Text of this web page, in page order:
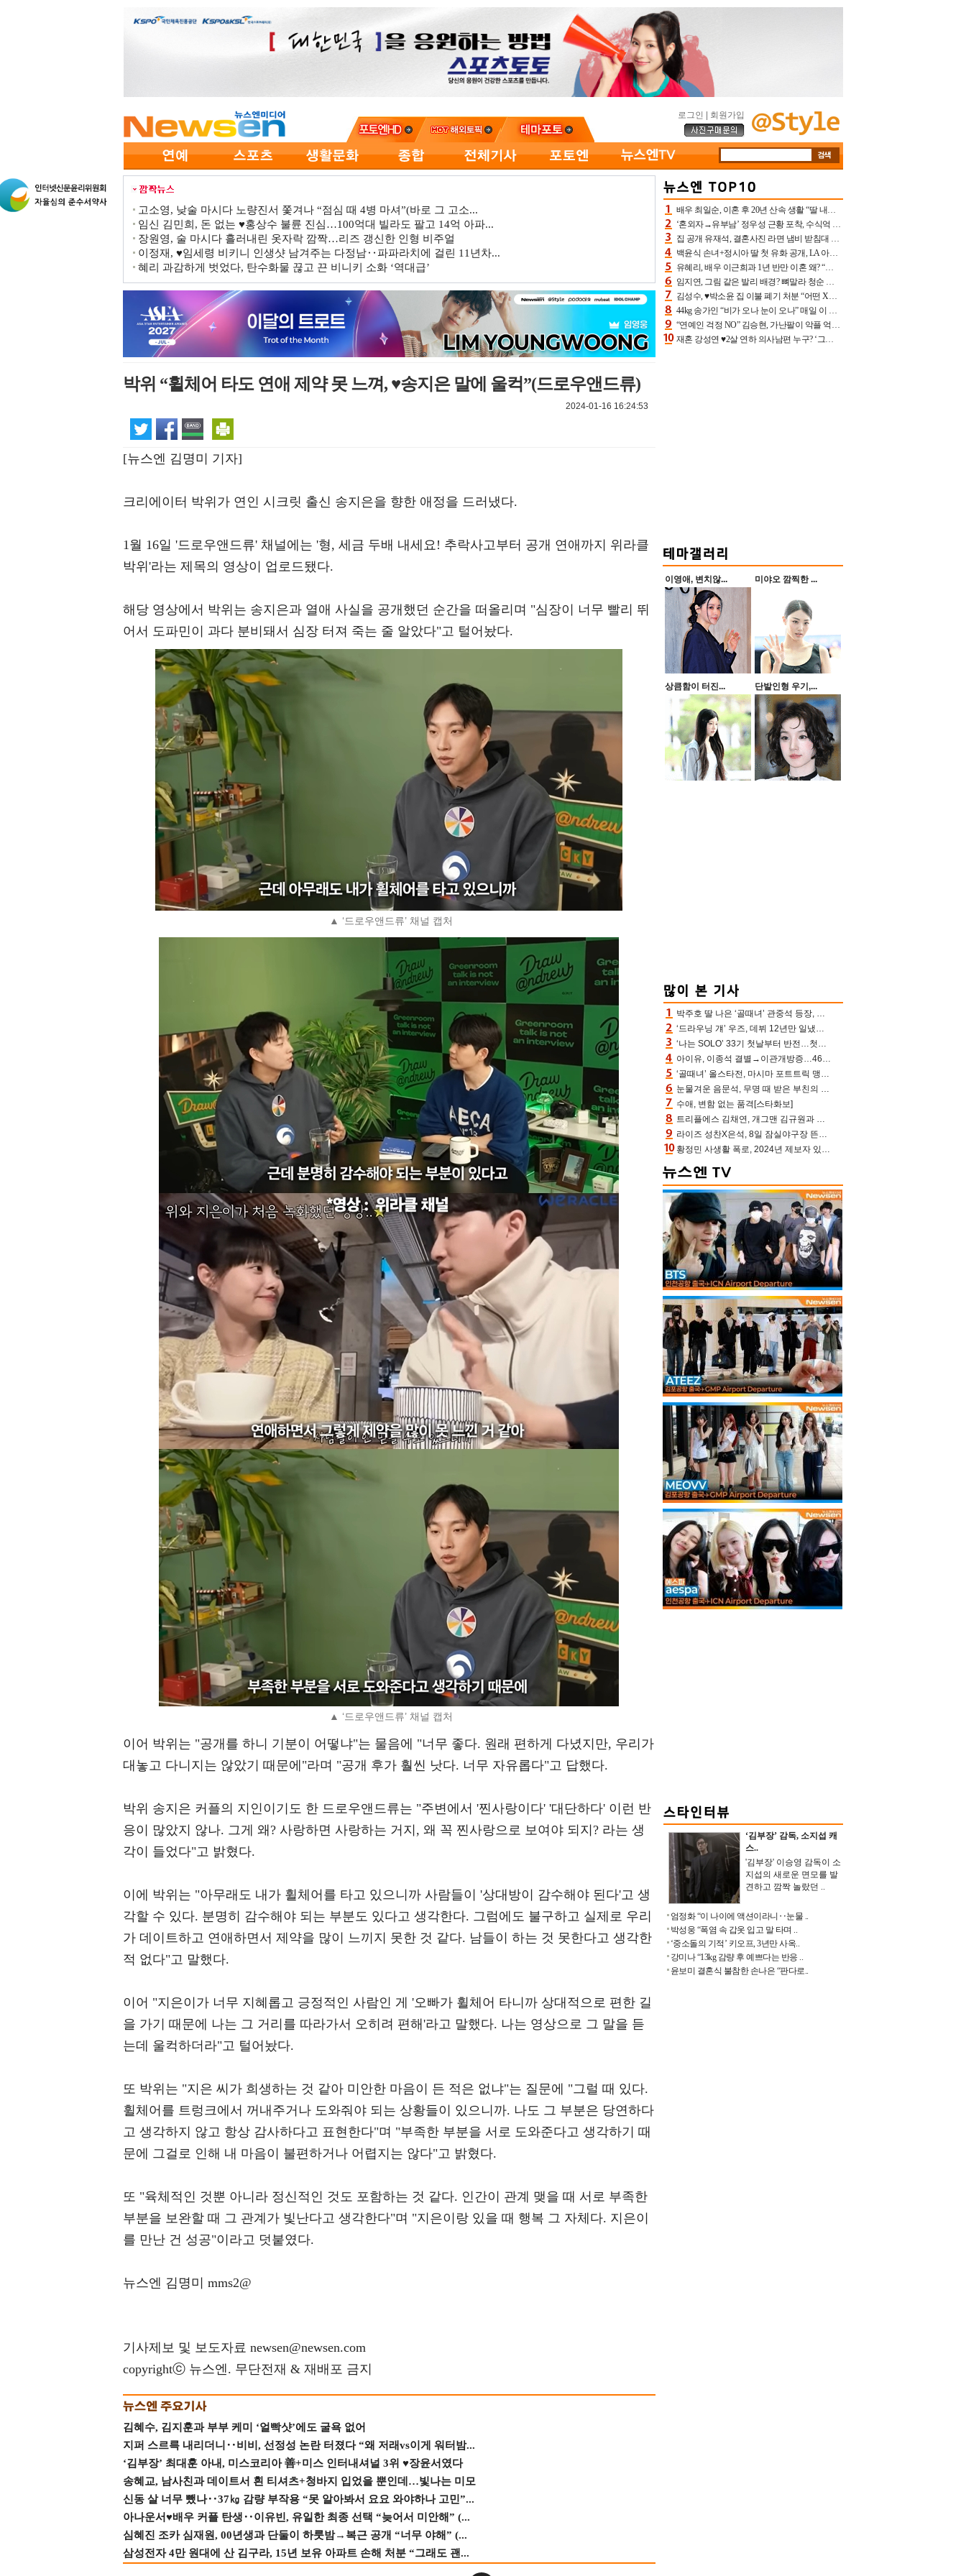
로그인 회원가입
고소영, 낮술 마시다 노량진서 쫓겨나 “점심 때 4병 마셔”(바로 그 고소...
임신 김민희, 돈 없는 ♥홍상수 불륜 진심…100억대 빌라도 팔고 14억 아파...
장원영, 술 마시다 흘러내린 옷자락 깜짝…리즈 갱신한 인형 비주얼
이정재, ♥임세령 비키니 인생샷 남겨주는 다정남‥파파라치에 걸린 11년차...
혜리 과감하게 벗었다, 탄수화물 끊고 끈 비니키 소화 ‘역대급’
박위 “휠체어 타도 연애 제약 못 느껴, ♥송지은 말에 울컥”(드로우앤드류)
2024-01-16 16:24:53
[뉴스엔 김명미 기자]
크리에이터 박위가 연인 시크릿 출신 송지은을 향한 애정을 드러냈다.
1월 16일 '드로우앤드류' 채널에는 '형, 세금 두배 내세요! 추락사고부터 공개 연애까지 위라클
박위'라는 제목의 영상이 업로드됐다.
해당 영상에서 박위는 송지은과 열애 사실을 공개했던 순간을 떠올리며 "심장이 너무 빨리 뛰
어서 도파민이 과다 분비돼서 심장 터져 죽는 줄 알았다"고 털어놨다.
▲ ‘드로우앤드류’ 채널 캡처
▲ ‘드로우앤드류’ 채널 캡처
이어 박위는 "공개를 하니 기분이 어떻냐"는 물음에 "너무 좋다. 원래 편하게 다녔지만, 우리가
대놓고 다니지는 않았기 때문에"라며 "공개 후가 훨씬 낫다. 너무 자유롭다"고 답했다.
박위 송지은 커플의 지인이기도 한 드로우앤드류는 "주변에서 '찐사랑이다' '대단하다' 이런 반
응이 많았지 않나. 그게 왜? 사랑하면 사랑하는 거지, 왜 꼭 찐사랑으로 보여야 되지? 라는 생
각이 들었다"고 밝혔다.
이에 박위는 "아무래도 내가 휠체어를 타고 있으니까 사람들이 '상대방이 감수해야 된다'고 생
각할 수 있다. 분명히 감수해야 되는 부분도 있다고 생각한다. 그럼에도 불구하고 실제로 우리
가 데이트하고 연애하면서 제약을 많이 느끼지 못한 것 같다. 남들이 하는 것 못한다고 생각한
적 없다"고 말했다.
이어 "지은이가 너무 지혜롭고 긍정적인 사람인 게 '오빠가 휠체어 타니까 상대적으로 편한 길
을 가기 때문에 나는 그 거리를 따라가서 오히려 편해'라고 말했다. 나는 영상으로 그 말을 듣
는데 울컥하더라"고 털어놨다.
또 박위는 "지은 씨가 희생하는 것 같아 미안한 마음이 든 적은 없냐"는 질문에 "그럴 때 있다.
휠체어를 트렁크에서 꺼내주거나 도와줘야 되는 상황들이 있으니까. 나도 그 부분은 당연하다
고 생각하지 않고 항상 감사하다고 표현한다"며 "부족한 부분을 서로 도와준다고 생각하기 때
문에 그걸로 인해 내 마음이 불편하거나 어렵지는 않다"고 밝혔다.
또 "육체적인 것뿐 아니라 정신적인 것도 포함하는 것 같다. 인간이 관계 맺을 때 서로 부족한
부분을 보완할 때 그 관계가 빛난다고 생각한다"며 "지은이랑 있을 때 행복 그 자체다. 지은이
를 만난 건 성공"이라고 덧붙였다.
뉴스엔 김명미 mms2@
기사제보 및 보도자료 newsen@newsen.com
copyrightⓒ 뉴스엔. 무단전재 & 재배포 금지
김혜수, 김지훈과 부부 케미 ‘얼빡샷’에도 굴욕 없어
지퍼 스르륵 내리더니‥비비, 선정성 논란 터졌다 “왜 저래vs이게 워터밤...
‘김부장’ 최대훈 아내, 미스코리아 善+미스 인터내셔널 3위 ♥장윤서였다
송혜교, 남사친과 데이트서 흰 티셔츠+청바지 입었을 뿐인데…빛나는 미모
신동 살 너무 뺐나‥37㎏ 감량 부작용 “못 알아봐서 요요 와야하나 고민”...
아나운서♥배우 커플 탄생‥이유빈, 유일한 최종 선택 “늦어서 미안해” (...
심혜진 조카 심재원, 00년생과 단둘이 하룻밤→복근 공개 “너무 야해” (...
삼성전자 4만 원대에 산 김구라, 15년 보유 아파트 손해 처분 “그래도 괜...
배우 최일순, 이혼 후 20년 산속 생활 “딸 내가 버렸다고 원망‥맘 아파”(특종)[어제TV]
‘혼외자→유부남’ 정우성 근황 포착, 수식억 해킹 피해 후배 만났다 “존경하는”
집 공개 유재석, 결혼사진 라면 냄비 받침대 되고 분노‥가족사진도 피해(놀뭐)[어제TV]
백윤식 손녀+정시아 딸 첫 유화 공개, LA 아트쇼→서울국제조각페스타 작가다운 수준급 실력
유혜리, 배우 이근희과 1년 반만 이혼 왜? “식칼 꽂고 의자 던져” 충격 폭로(특종)[어제TV]
임지연, 그림 같은 발리 배경? 뼈말라 청순 비키니 핏에 상대 안 되네
김성수, ♥박소윤 집 이불 폐기 처분 “어떤 X이랑 썼을지 몰라” 질투(신랑수업2)[어제TV]
44kg 송가인 “비가 오나 눈이 오나” 매일 이 운동, 허벅지 근육량 상승+체지방 감소
“연예인 걱정 NO” 김승현, 가난팔이 악플 억울할만‥아내+딸과 日 여행
재혼 강성연 ♥2살 연하 의사남편 누구? ‘그알’ 자문의에 훈남 비주얼 초엘리트 스펙 [종합]
이영애, 변치않... 미야오 깜찍한 ...
상큼함이 터진... 단발인형 우기,...
박주호 딸 나은 ‘골때녀’ 관중석 등장, 김민재 복제인간 보고 혼란 [결정적장면]
‘드라우닝 걔’ 우즈, 데뷔 12년만 일냈다…체조경기장 입성 확정
‘나는 SOLO’ 33기 첫날부터 반전…첫인상 0표 영호, 호감남 급부상
아이유, 이종석 결별→이관개방증…46장 꽉 채운 유애나 ♥ “열심히 사는 중”
‘골때녀’ 올스타전, 마시마 포트트릭 맹추격전 5:4 골 잔치 ‘짜릿’ [어제TV]
눈물겨운 음문석, 무명 때 받은 부친의 전재산→폐암 父 세상 떠나기 전 여행(유퀴즈)[어제TV]
수애, 변함 없는 품격[스타화보]
트리플에스 김채연, 개그맨 김규원과 함께 프리뷰쇼 진행 [포토엔HD]
라이즈 성찬X은석, 8일 잠실야구장 뜬다…시구 시타+특별공연까지
황정민 사생활 폭로, 2024년 제보자 있었나 “네가 회사에 전화했니” 녹취록 공개 파장
‘김부장’ 감독, 소지섭 캐
스..
'김부장' 이승영 감독이 소
지섭의 새로운 면모를 발
견하고 깜짝 놀랐던 ..
엄정화 “이 나이에 액션이라니‥눈물 ..
박성웅 “폭염 속 갑옷 입고 말 타며 ..
‘중소돌의 기적’ 키오프, 3년만 사옥..
강미나 “13kg 감량 후 예쁘다는 반응 ..
윤보미 결혼식 불참한 손나은 “판다로..